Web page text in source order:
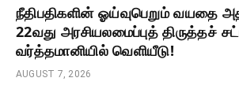
நீதிபதிகளின் ஓய்வுபெறும் வயதை
22வது அரசியலமைப்புத் திருத்தச்
வர்த்தமானியில் வெளியீடு!
AUGUST 7, 2026